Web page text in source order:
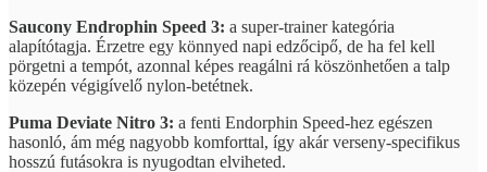
Saucony Endrophin Speed 3: a super-trainer kategória
alapítótagja. Érzetre egy könnyed napi edzőcipő, de ha fel kell
pörgetni a tempót, azonnal képes reagálni rá köszönhetően a talp
közepén végigívelő nylon-betétnek.
Puma Deviate Nitro 3: a fenti Endorphin Speed-hez egészen
hasonló, ám még nagyobb komforttal, így akár verseny-specifikus
hosszú futásokra is nyugodtan elviheted.